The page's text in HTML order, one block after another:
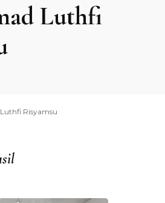
Luthfi
Risyamsu